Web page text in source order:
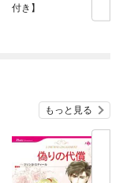
付き】
もっと見る